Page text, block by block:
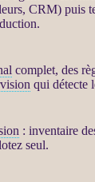
CRM) puis
complet, des
qui détecte
: inventaire
seul.